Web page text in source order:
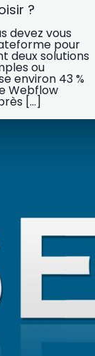
?
devez vous
pour
deux solutions
ou
environ 43 %
Webflow
[…]